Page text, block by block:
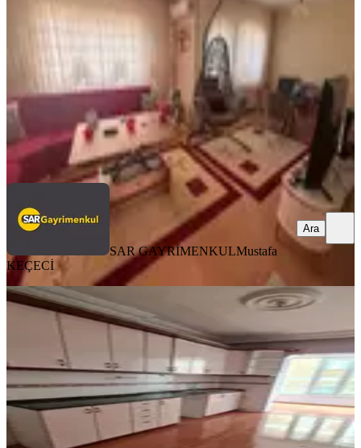
· 3. Kat·05.08.2026
SAR GAYRİMENKULMustafa KEÇECİ
Ara
SAR GAYRİMENKULMustafa
KEÇECİ
Ara
YENİ
%2
Sahibinden,karakeçili Mh,asansörlü
Kaçırılmayacak Fırsat Ara Kat 3+1
Merkez, Karakeçili Mahallesi
3+1·150 m²·4. Kat·05.08.2026
3.580.000 ₺ 3.650.000 ₺